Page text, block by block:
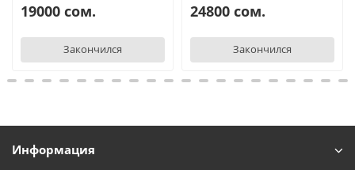
19000 сом.
Закончился
24800 сом.
Закончился
Информация